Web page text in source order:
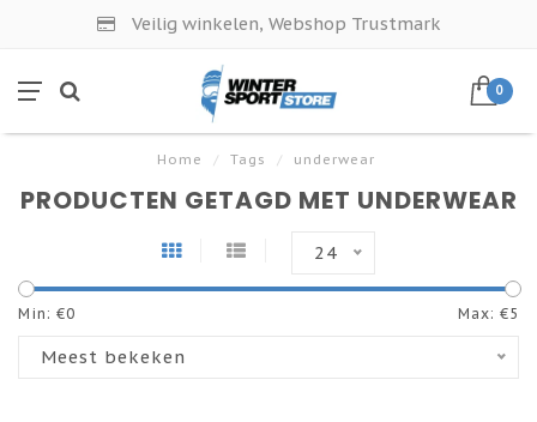
Veilig winkelen, Webshop Trustmark
0
Home / Tags / underwear
PRODUCTEN GETAGD MET UNDERWEAR
24
Min: €0 Max: €5
Meest bekeken